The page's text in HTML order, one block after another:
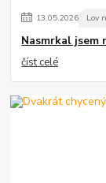
13.05.2026 Lov
Nasmrkal jsem
číst celé